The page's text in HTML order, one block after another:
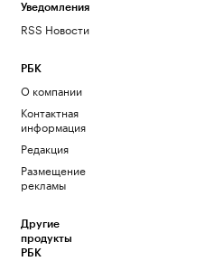
Уведомления
RSS Новости
РБК
О компании
Контактная
информация
Редакция
Размещение
рекламы
Другие
продукты
РБК